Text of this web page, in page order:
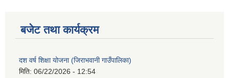
बजेट तथा कार्यक्रम
दश वर्ष शिक्षा योजना (जिराभवानी गाउँपालिका)
मिति: 06/22/2026 - 12:54